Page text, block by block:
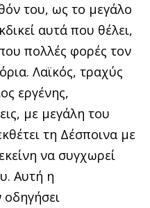
του, ως το μεγάλο
αυτά που θέλει,
πολλές φορές τον
Λαϊκός, τραχύς
εργένης,
με μεγάλη του
τη Δέσποινα με
να συγχωρεί
Αυτή η